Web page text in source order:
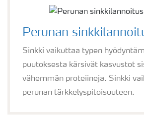
Perunan
Sinkki vaikuttaa typen
puutoksesta kärsivät kasvustot
vähemmän proteiineja. Sinkki
perunan tärkkelyspitoisuuteen.